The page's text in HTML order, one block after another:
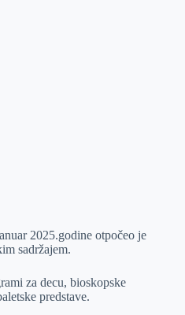
2025.godine otpočeo je
sadržajem.
za decu, bioskopske
predstave.